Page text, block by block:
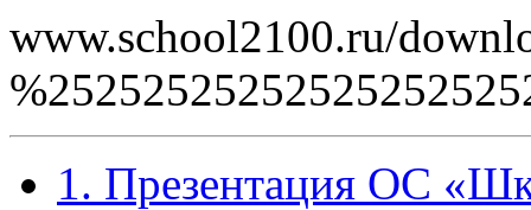
www.school2100.ru/
1. Презентация ОС